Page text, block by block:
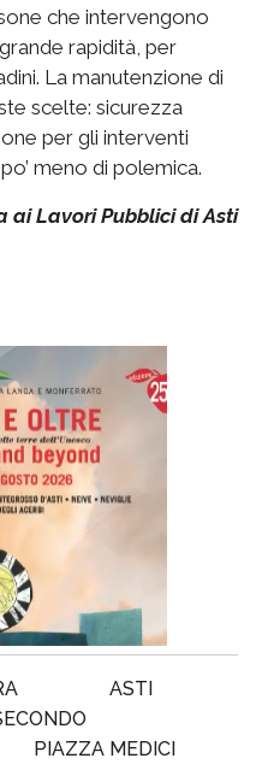
che intervengono
rapidità, per
La manutenzione di
scelte: sicurezza
per gli interventi
meno di polemica.
ai Lavori Pubblici di Asti
ASTI
PIAZZA MEDICI